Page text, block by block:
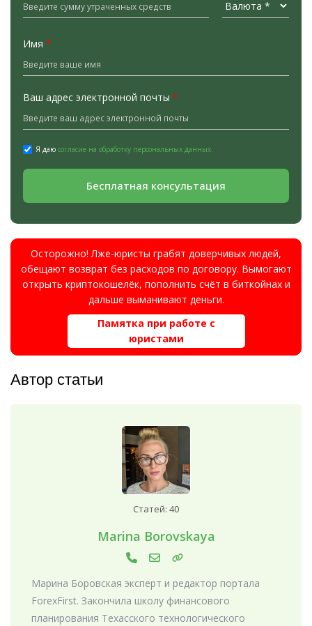
Имя *
Ваш адрес электронной почты *
Я даю согласие на обработку персональных данных.
Бесплатная консультация
Осторожно! Лже-юристы грабят доверчивых людей,
обещают возврат без расходов по договору. Вымогают
открыть криптокошелёк, пополнить счёт в биткойнах и
дальше выманивают деньги.
Памятка при работе с
юристами
Автор статьи
Статей: 40
Marina Borovskaya
Марина Боровская эксперт и редактор портала
ForexFirst. Закончила школу финансового
планирования Техасского технологического